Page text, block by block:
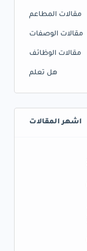
مقالات المطاعم
مقالات الوصفات
مقالات الوظائف
هل تعلم
اشهر المقالات